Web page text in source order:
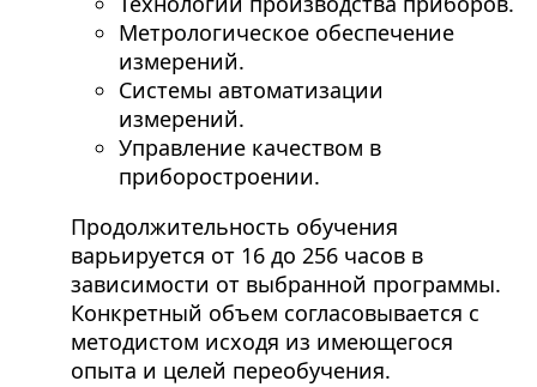
Метрологическое обеспечение
измерений.
Системы автоматизации
измерений.
Управление качеством в
приборостроении.
Продолжительность обучения
варьируется от 16 до 256 часов в
зависимости от выбранной программы.
Конкретный объем согласовывается с
методистом исходя из имеющегося
опыта и целей переобучения.